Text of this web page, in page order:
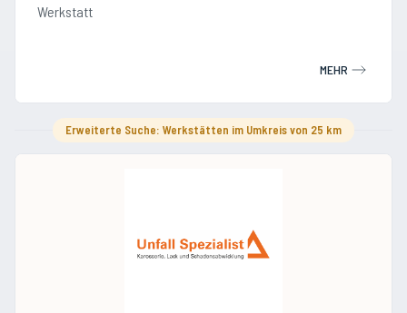
Werkstatt
MEHR
Erweiterte Suche: Werkstätten im Umkreis von 25 km